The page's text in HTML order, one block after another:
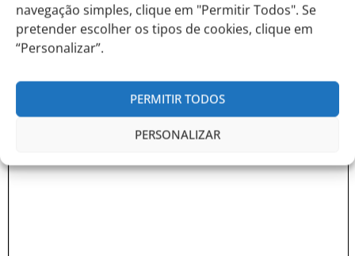
navegação simples, clique em "Permitir Todos". Se
pretender escolher os tipos de cookies, clique em
“Personalizar”.
PERMITIR TODOS
PERSONALIZAR